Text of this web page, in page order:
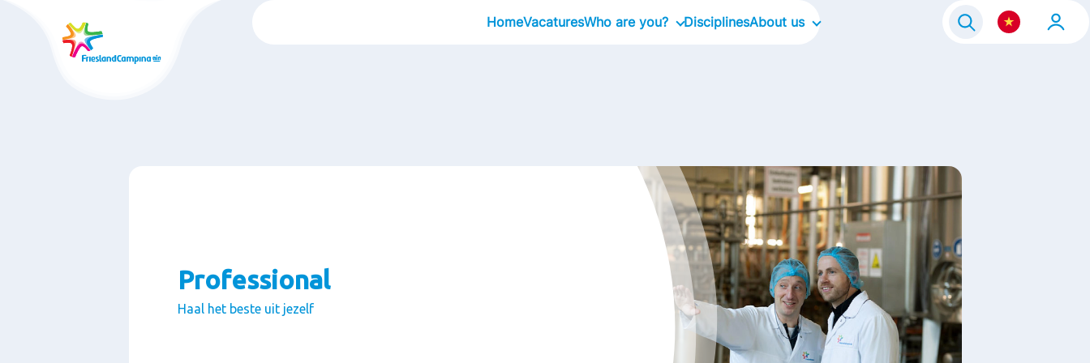
HomeVacaturesWho are you? DisciplinesAbout us
Professional
Haal het beste uit jezelf